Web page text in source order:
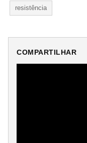
resistência
COMPARTILHAR